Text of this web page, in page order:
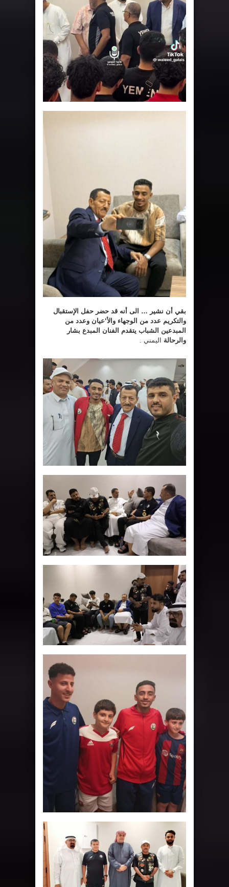
بقي أن نشير … الى أنه قد حضر حفل الإستقبال
والتكريم عدد من الوجهاء والأ‘عيان وعدد من
المبدعين الشباب يتقدم الفنان المبدع بشار
والرحالة
اليمني .